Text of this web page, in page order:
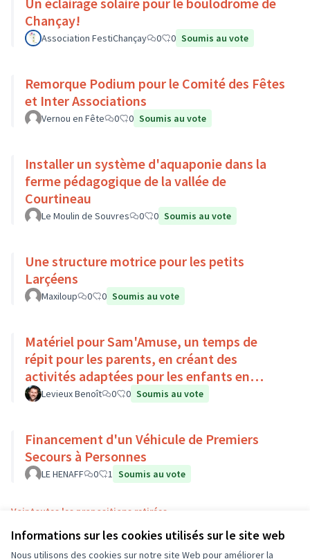
Informations sur les cookies utilisés sur le site web
Nous utilisons des cookies sur notre site Web pour améliorer la
Chançay!
Association FestiChançay 0 0 Soumis au vote
Remorque Podium pour le Comité des Fêtes
et Inter Associations
Vernou en Fête 0 0 Soumis au vote
Installer un système d'aquaponie dans la
ferme pédagogique de la vallée de
Courtineau
Le Moulin de Souvres 0 0 Soumis au vote
Une structure motrice pour les petits
Larçéens
Maxiloup 0 0 Soumis au vote
Matériel pour Sam'Amuse, un temps de
répit pour les parents, en créant des
activités adaptées pour les enfants en
situation de handicap
Levieux Benoît 0 0 Soumis au vote
Financement d'un Véhicule de Premiers
Secours à Personnes
LE HENAFF 0 1 Soumis au vote
Voir toutes les propositions retirées